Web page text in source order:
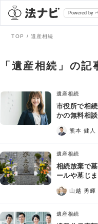
Powered by
全て
法律相談
債務整理
弁護士を探す
おすすめ弁護士診断
AI Search
掲載をご検討の弁
TOP 遺産相続
「遺産相続」の記
遺産相続
市役所で相
かの無料相
熊本 健人
遺産相続
相続放棄で
ールや墓じ
山越 勇輝
遺産相続